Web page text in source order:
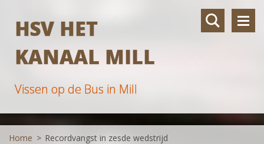
HSV HET
KANAAL MILL
Vissen op de Bus in Mill
Home > Recordvangst in zesde wedstrijd